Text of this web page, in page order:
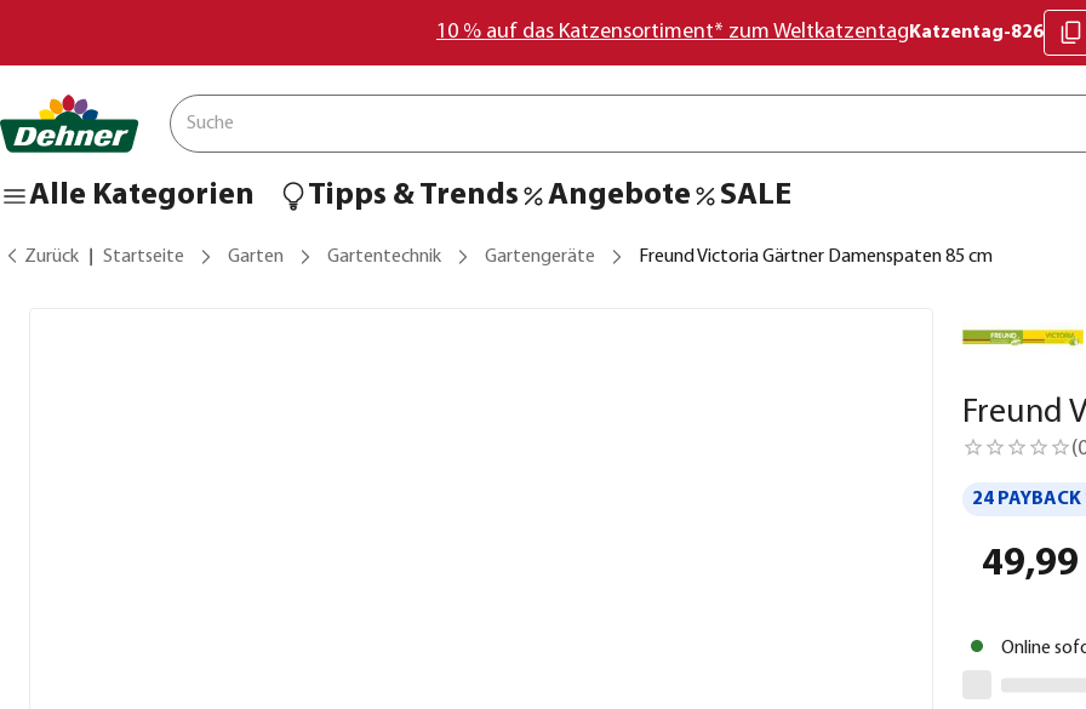
10 % auf das Katzensortiment* zum Weltkatzentag Katzentag-826
Alle Kategorien Tipps & Trends Angebote SALE
Zurück Startseite Garten Gartentechnik Gartengeräte Freund Victoria Gärtner Damenspaten 85 cm
Freund
(
24
49,99
Online